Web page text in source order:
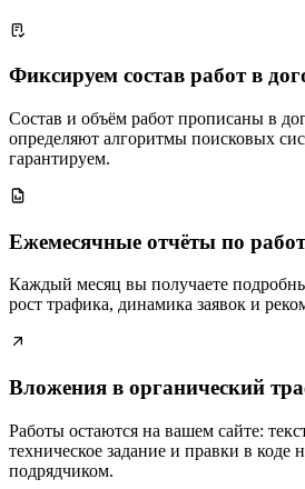
Фиксируем состав работ в
Состав и объём работ прописаны в
определяют алгоритмы поисковых
гарантируем.
Ежемесячные отчёты по
Каждый месяц вы получаете
рост трафика, динамика заявок и
Вложения в органический
Работы остаются на вашем сайте:
техническое задание и правки в коде
подрядчиком.